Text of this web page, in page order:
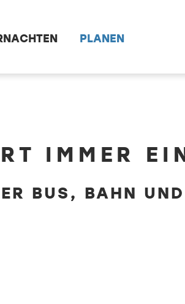
PLANEN
IMMER
BUS, BAHN